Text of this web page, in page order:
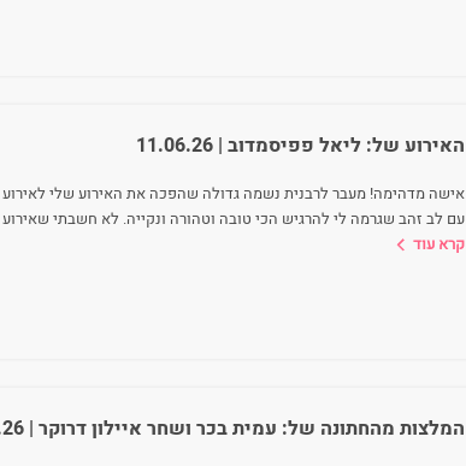
האירוע של: ליאל פפיסמדוב | 11.06.26
אישה מדהימה! מעבר לרבנית נשמה גדולה שהפכה את האירוע שלי
עם לב זהב שגרמה לי להרגיש הכי טובה וטהורה ונקייה. לא חשבתי
קרא עוד
המלצות מהחתונה של: עמית בכר ושחר איילון דרוקר | 02.06.26